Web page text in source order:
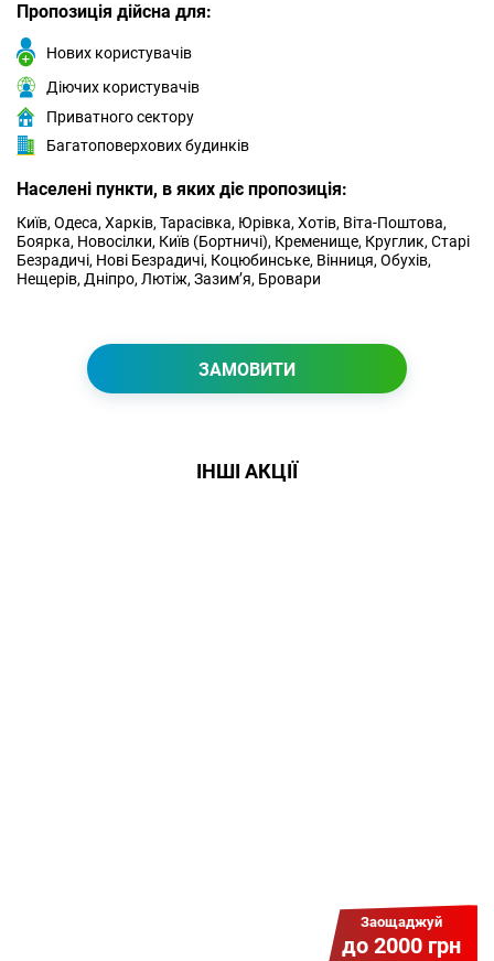
Пропозиція дійсна для:
Нових користувачів
Діючих користувачів
Приватного сектору
Багатоповерхових будинків
Населені пункти, в яких діє пропозиція:
Київ, Одеса, Харків, Тарасівка, Юрівка, Хотів, Віта-Поштова,
Боярка, Новосілки, Київ (Бортничі), Кременище, Круглик, Старі
Безрадичі, Нові Безрадичі, Коцюбинське, Вінниця, Обухів,
Нещерів, Дніпро, Лютіж, Зазим’я, Бровари
ЗАМОВИТИ
ІНШІ АКЦІЇ
Заощаджуй
до 2000 грн